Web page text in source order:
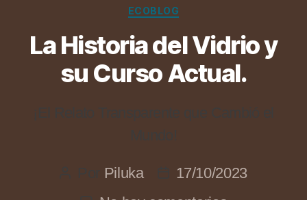
Categorías
ECOBLOG
La Historia del Vidrio y
su Curso Actual.
Piluka
Fecha
17/10/2023